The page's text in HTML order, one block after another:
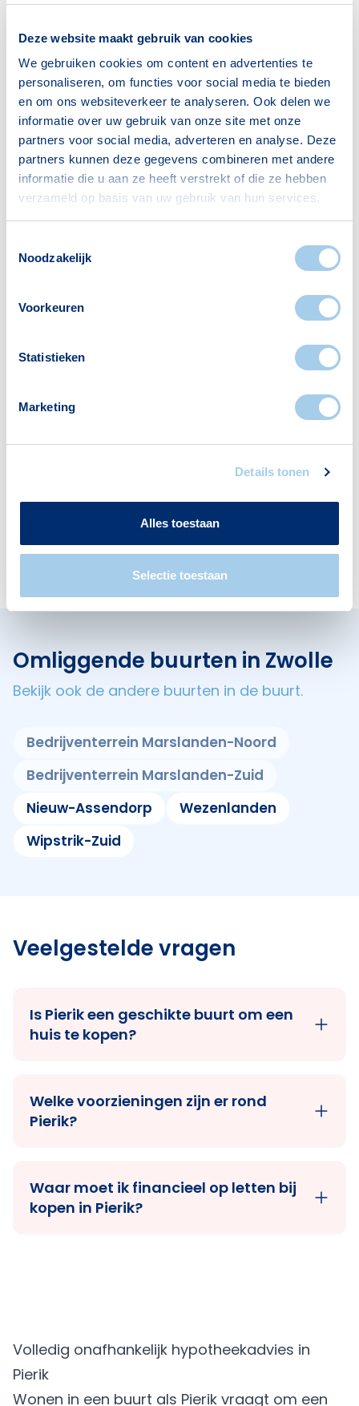
Deze website maakt gebruik van cookies
We gebruiken cookies om content en advertenties te
personaliseren, om functies voor social media te bieden
en om ons websiteverkeer te analyseren. Ook delen we
informatie over uw gebruik van onze site met onze
partners voor social media, adverteren en analyse. Deze
partners kunnen deze gegevens combineren met andere
informatie die u aan ze heeft verstrekt of die ze hebben
verzameld op basis van uw gebruik van hun services.
Noodzakelijk
Voorkeuren
Statistieken
Marketing
Details tonen
Alles toestaan
Selectie toestaan
65+ jaar
Bron: CBS
Huishoudens
Alleenwonend
616
Gezin zonder kinderen
249
308
Voorzieningen in Pierik
er:
Scholen
3
Cafés
1
Omliggende buurten in Zwolle
Bekijk ook de andere buurten in de buurt.
Bedrijventerrein Marslanden-Noord
Bedrijventerrein Marslanden-Zuid
Nieuw-Assendorp
Wezenlanden
Wipstrik-Zuid
Veelgestelde vragen
Is Pierik een geschikte buurt om een
huis te kopen?
Welke voorzieningen zijn er rond
Pierik?
Waar moet ik financieel op letten bij
kopen in Pierik?
Volledig onafhankelijk hypotheekadvies in
Pierik
Wonen in een buurt als Pierik vraagt om een